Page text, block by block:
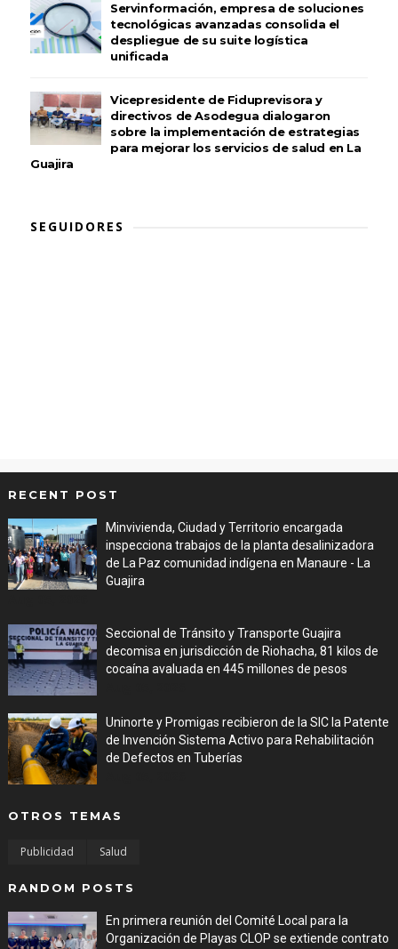
Servinformación, empresa de soluciones
tecnológicas avanzadas consolida el
despliegue de su suite logística
unificada
Vicepresidente de Fiduprevisora y
directivos de Asodegua dialogaron
sobre la implementación de estrategias
para mejorar los servicios de salud en La
Guajira
SEGUIDORES
RECENT POST
Minvivienda, Ciudad y Territorio encargada
inspecciona trabajos de la planta desalinizadora
de La Paz comunidad indígena en Manaure - La
Guajira
Seccional de Tránsito y Transporte Guajira
decomisa en jurisdicción de Riohacha, 81 kilos de
cocaína avaluada en 445 millones de pesos
Uninorte y Promigas recibieron de la SIC la Patente
de Invención Sistema Activo para Rehabilitación
de Defectos en Tuberías
OTROS TEMAS
Publicidad Salud
RANDOM POSTS
En primera reunión del Comité Local para la
Organización de Playas CLOP se extiende contrato